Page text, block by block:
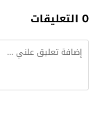
0 التعليقات